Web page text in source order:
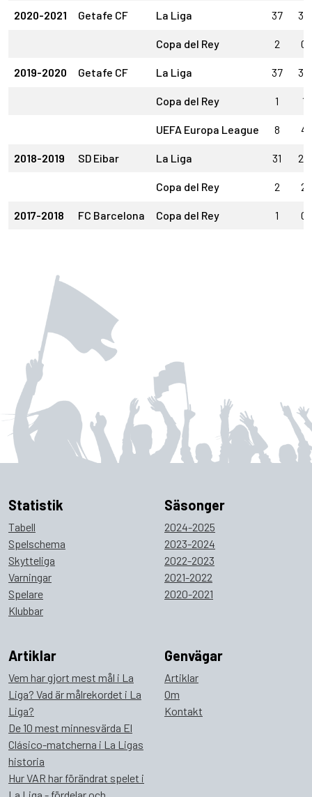
2020-2021 Getafe CF La Liga 37 37
Copa del Rey 2 0
2019-2020 Getafe CF La Liga 37 37
Copa del Rey 1 1
UEFA Europa League 8 4
2018-2019 SD Eibar La Liga 31 26
Copa del Rey 2 2
2017-2018 FC Barcelona Copa del Rey 1 0
Statistik
Tabell
Spelschema
Skytteliga
Varningar
Spelare
Klubbar
Säsonger
2024-2025
2023-2024
2022-2023
2021-2022
2020-2021
Artiklar
Vem har gjort mest mål i La
Liga? Vad är målrekordet i La
Liga?
De 10 mest minnesvärda El
Clásico-matcherna i La Ligas
historia
Hur VAR har förändrat spelet i
Genvägar
Artiklar
Om
Kontakt